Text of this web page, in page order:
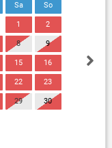
Sa So
1 2
8 9
15 16
22 23
29 30